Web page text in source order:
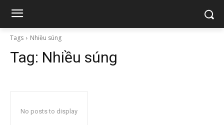
Tags Nhiều súng
Tag: Nhiều súng
No posts to display